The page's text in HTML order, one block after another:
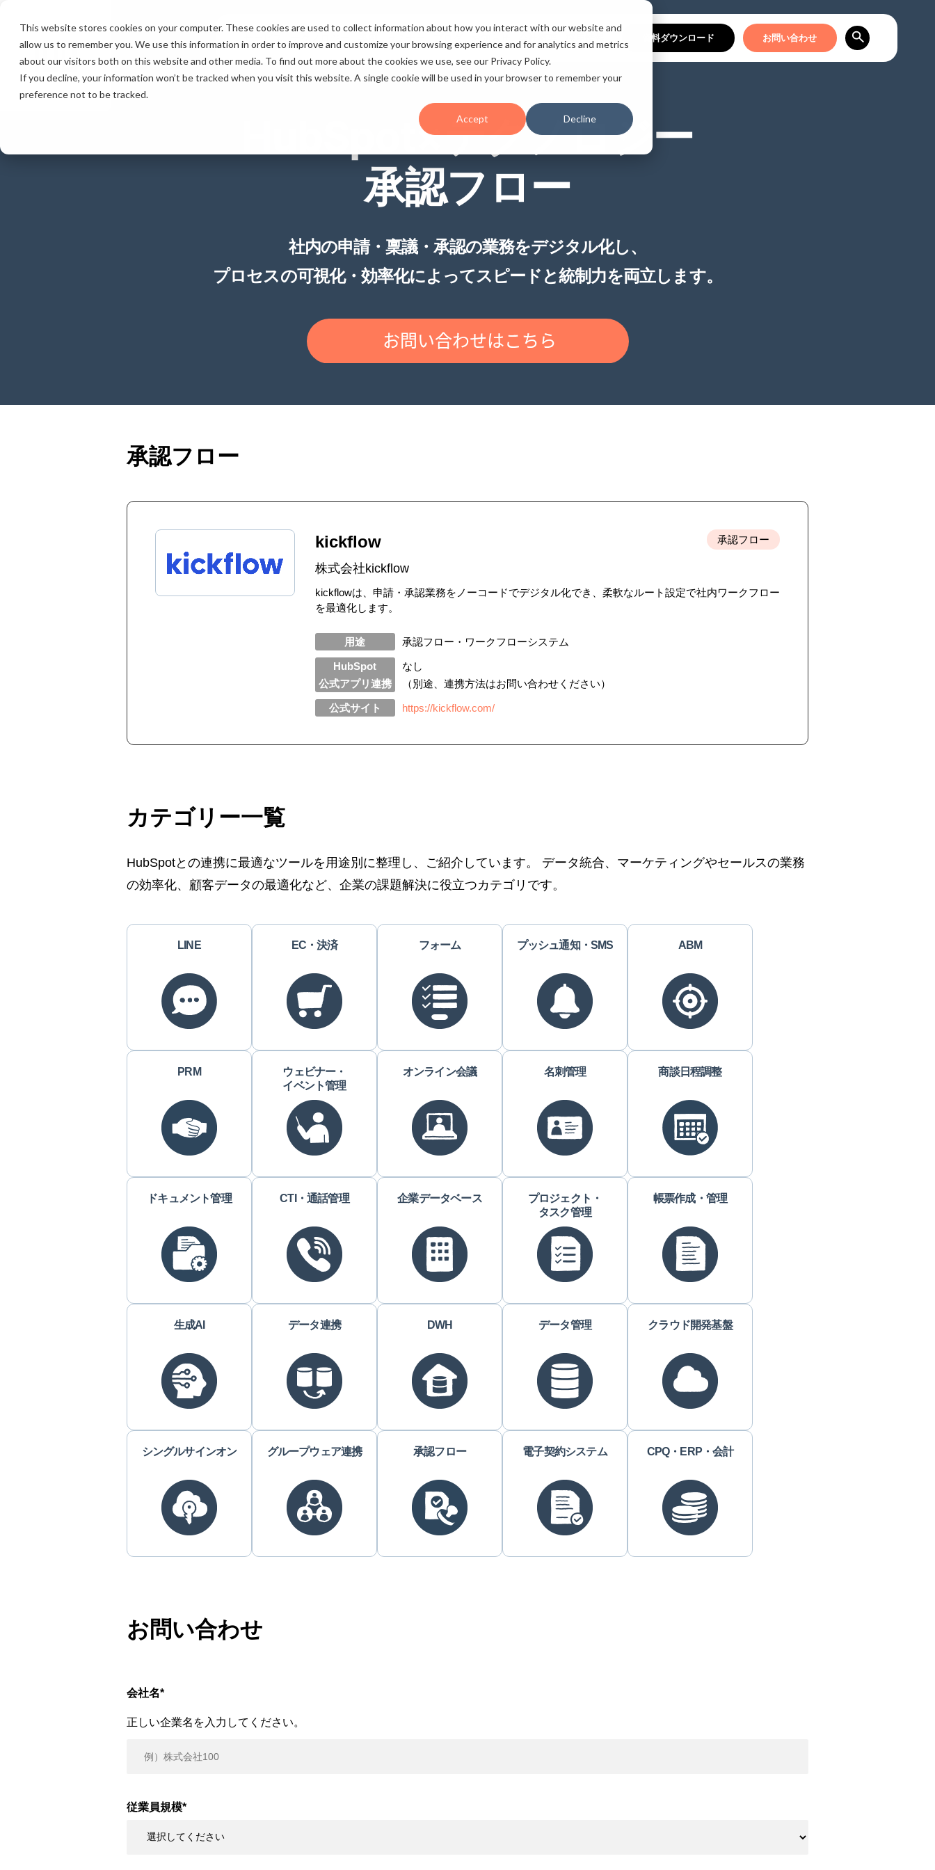
This website stores cookies on your computer. These cookies are used to collect information about how you interact with our website and
allow us to remember you. We use this information in order to improve and customize your browsing experience and for analytics and metrics
about our visitors both on this website and other media. To find out more about the cookies we use, see our Privacy Policy.
If you decline, your information won’t be tracked when you visit this website. A single cookie will be used in your browser to remember your
preference not to be tracked.
Accept Decline
資料ダウンロード お問い合わせ
HubSpot×テクノロジー
承認フロー
社内の申請・稟議・承認の業務をデジタル化し、
プロセスの可視化・効率化によってスピードと統制力を両立します。
承認フロー
承認フロー
kickflow
株式会社kickflow
kickflowは、申請・承認業務をノーコードでデジタル化でき、柔軟なルート設定で社内ワークフロー
を最適化します。
用途 承認フロー・ワークフローシステム
HubSpot
公式アプリ連携
なし
（別途、連携方法はお問い合わせください）
公式サイト https://kickflow.com/
カテゴリー一覧
HubSpotとの連携に最適なツールを用途別に整理し、ご紹介しています。 データ統合、マーケティングやセールスの業務
の効率化、顧客データの最適化など、企業の課題解決に役立つカテゴリです。
LINE EC・決済 フォーム プッシュ通知・SMS ABM
PRM
ウェビナー・
イベント管理
オンライン会議 名刺管理 商談日程調整
ドキュメント管理 CTI・通話管理 企業データベース
プロジェクト・
タスク管理
帳票作成・管理
生成AI データ連携 DWH データ管理 クラウド開発基盤
シングルサインオン グループウェア連携 承認フロー 電子契約システム CPQ・ERP・会計
お問い合わせ
会社名*
正しい企業名を入力してください。
従業員規模*